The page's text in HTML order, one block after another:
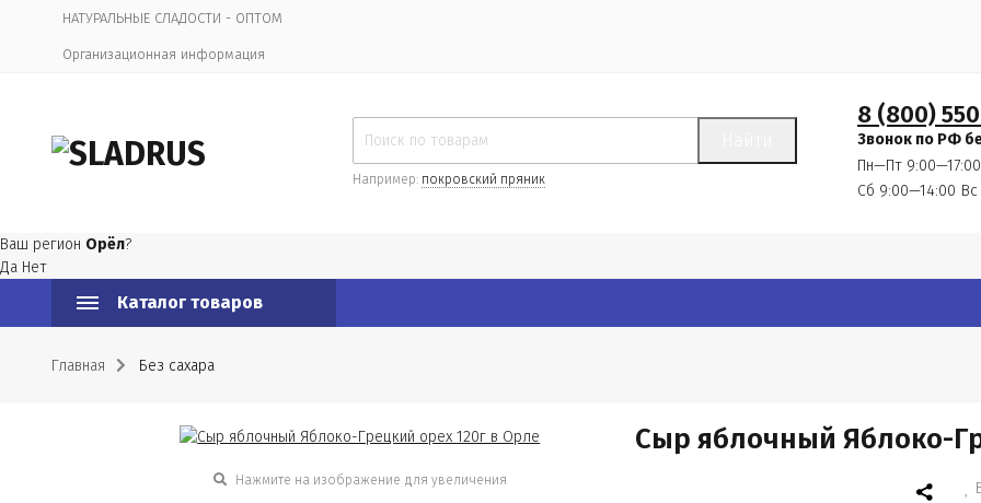
НАТУРАЛЬНЫЕ СЛАДОСТИ - ОПТОМ
Организационная информация
Например: покровский пряник
8 (800)
Звонок по РФ
Пн—Пт 9:00—17:00
Сб 9:00—14:00
Ваш регион Орёл?
Да Нет
Каталог товаров
Главная Без сахара
Нажмите на изображение для увеличения
Сыр яблочный Яблоко-